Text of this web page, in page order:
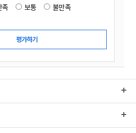
족 보통
불만족